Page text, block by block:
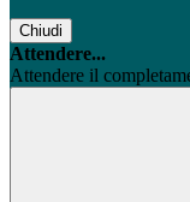
Chiudi
Attendere...
Attendere il